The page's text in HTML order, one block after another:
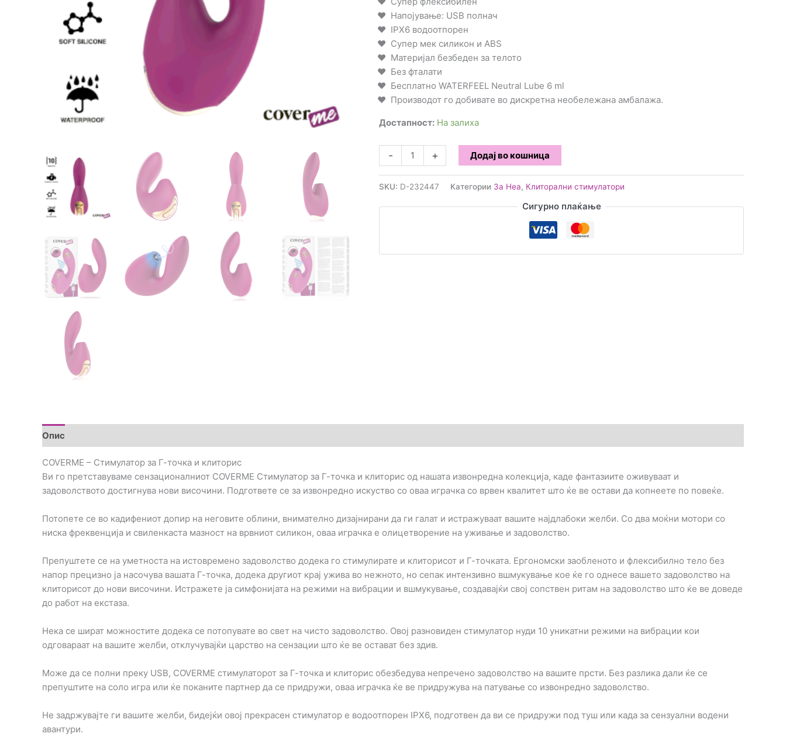
Напојување: USB полнач
IPX6 водоотпорен
Супер мек силикон и ABS
Материјал безбеден за телото
Без фталати
Бесплатно WATERFEEL Neutral Lube 6 ml
Производот го добивате во дискретна необележана амбалажа.
Достапност: На залиха
-
COVERME
-
Стимулатор
за
Г-
+ Додај во кошница
SKU: D-232447 Категории За Неа, Клиторални стимулатори
Сигурно плаќање
Опис
COVERME – Стимулатор за Г-точка и клиторис
Ви го претставуваме сензационалниот COVERME Стимулатор за Г-точка и клиторис од нашата извонредна колекција, каде фантазиите оживуваат и
задоволството достигнува нови височини. Подгответе се за извонредно искуство со оваа играчка со врвен квалитет што ќе ве остави да копнеете по повеќе.
Потопете се во кадифениот допир на неговите облини, внимателно дизајнирани да ги галат и истражуваат вашите најдлабоки желби. Со два моќни мотори со
ниска фреквенција и свиленкаста мазност на врвниот силикон, оваа играчка е олицетворение на уживање и задоволство.
Препуштете се на уметноста на истовремено задоволство додека го стимулирате и клиторисот и Г-точката. Ергономски заобленото и флексибилно тело без
напор прецизно ја насочува вашата Г-точка, додека другиот крај ужива во нежното, но сепак интензивно вшмукување кое ќе го однесе вашето задоволство на
клиторисот до нови височини. Истражете ја симфонијата на режими на вибрации и вшмукување, создавајќи свој сопствен ритам на задоволство што ќе ве доведе
до работ на екстаза.
Нека се шират можностите додека се потопувате во свет на чисто задоволство. Овој разновиден стимулатор нуди 10 уникатни режими на вибрации кои
одговараат на вашите желби, отклучувајќи царство на сензации што ќе ве остават без здив.
Може да се полни преку USB, COVERME стимулаторот за Г-точка и клиторис обезбедува непречено задоволство на вашите прсти. Без разлика дали ќе се
препуштите на соло игра или ќе поканите партнер да се придружи, оваа играчка ќе ве придружува на патување со извонредно задоволство.
Не задржувајте ги вашите желби, бидејќи овој прекрасен стимулатор е водоотпорен IPX6, подготвен да ви се придружи под туш или када за сензуални водени
авантури.